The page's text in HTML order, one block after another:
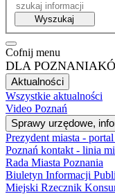
Wyszukaj
Cofnij menu
DLA
Aktualności
Wszystkie aktualności
Video Poznań
Sprawy urzędowe,
Prezydent miasta -
Poznań kontakt - linia
Rada Miasta Poznania
Biuletyn Informacji
Miejski Rzecznik